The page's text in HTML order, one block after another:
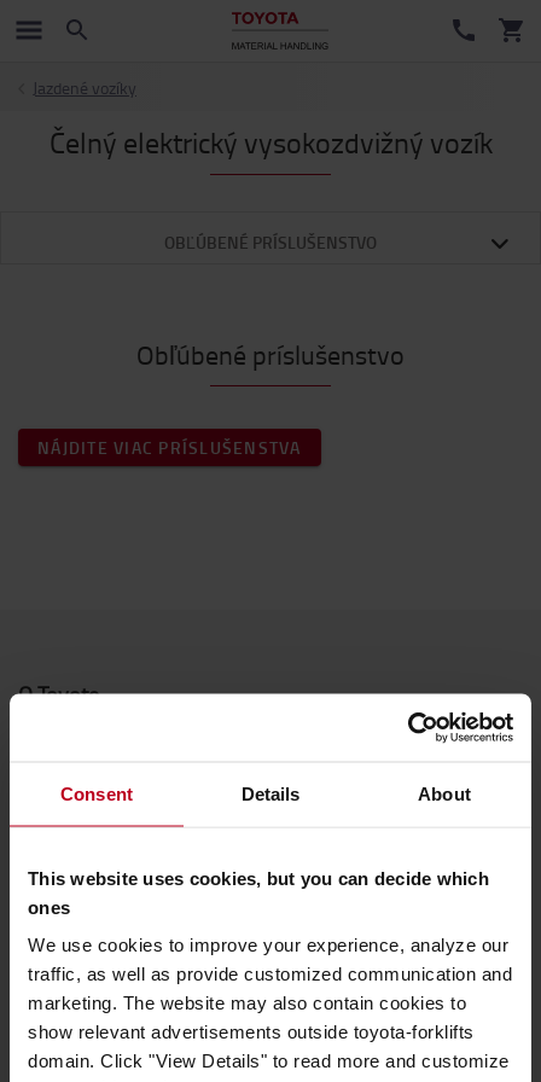
Consent Details About
This website uses cookies, but you can decide which
ones
We use cookies to improve your experience, analyze our
traffic, as well as provide customized communication and
marketing. The website may also contain cookies to
show relevant advertisements outside toyota-forklifts
domain. Click "View Details" to read more and customize
Jazdené vozíky
Čelný elektrický vysokozdvižný vozík
OBĽÚBENÉ PRÍSLUŠENSTVO
Obľúbené príslušenstvo
NÁJDITE VIAC PRÍSLUŠENSTVA
O Toyote
Prečo kupovať Toyotu
Centrum dizajnu
Logistic Solution Center
Kariéra v Toyota Material Handling
Toyota hodnoty
Hodnoty Toyota